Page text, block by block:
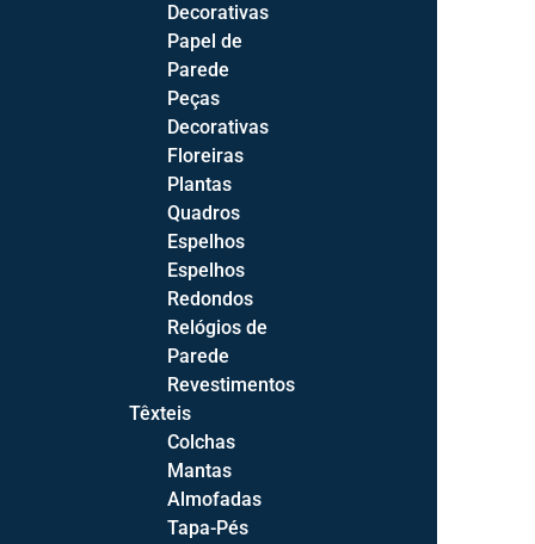
Sala de Jantar
Cadeiras
Aparadores
Cristaleiras
Mesas de Jantar
Mesas de Jantar Fixas
Mesas de Jantar Extensíveis
Salas de Estar Completas
Salas de Jantar Completas
Camas Estofadas
Decorativas
Papel de
Parede
Peças
Decorativas
Floreiras
Plantas
Quadros
Espelhos
Espelhos
Redondos
Relógios de
Parede
Revestimentos
Têxteis
Colchas
Mantas
Almofadas
Tapa-Pés